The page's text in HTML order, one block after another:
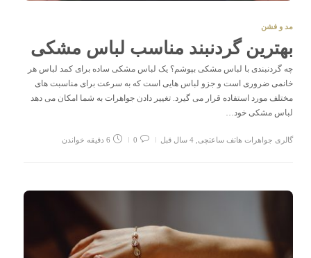
مد و فشن
بهترین گردنبند مناسب لباس مشکی
چه گردنبندی با لباس مشکی بپوشم؟ یک لباس مشکی ساده برای کمد لباس هر
خانمی ضروری است و جزو لباس هایی است که به سرعت برای مناسبت های
مختلف مورد استفاده قرار می گیرد. تغییر دادن جواهرات به شما امکان می دهد
لباس مشکی خود…
گالری جواهرات هاتف ساعتچی 4 سال قبل 0 6 دقیقه خواندن